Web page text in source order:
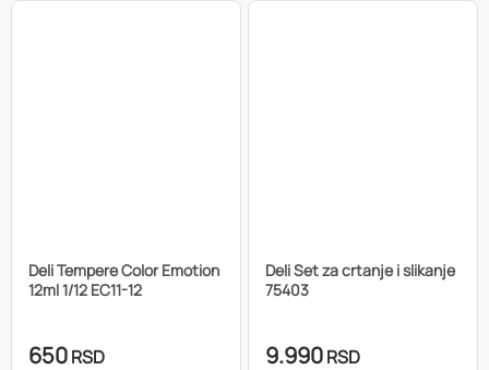
Deli Tempere Color Emotion
12ml 1/12 EC11-12
650RSD
Deli Set za crtanje i slikanje
75403
9.990RSD